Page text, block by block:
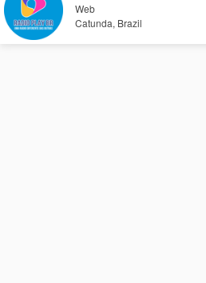
Web
Catunda, Brazil